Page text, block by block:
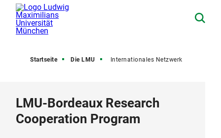
Startseite Die LMU Internationales Netzwerk
LMU-Bordeaux Research
Cooperation Program